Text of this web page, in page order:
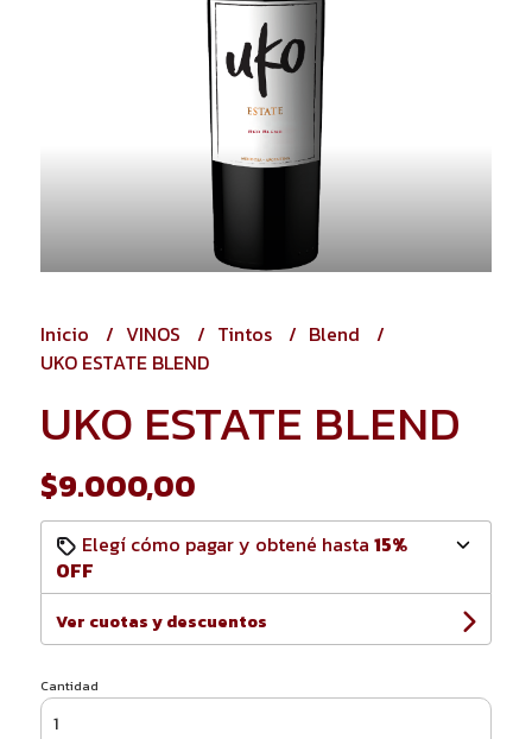
Inicio VINOS Tintos
Blend
UKO ESTATE BLEND
UKO ESTATE BLEND
$9.000,00
Elegí cómo pagar y obtené hasta 15%
OFF
Ver cuotas y descuentos
Cantidad